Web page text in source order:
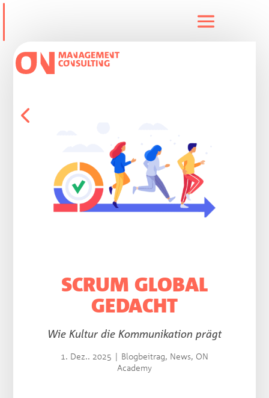
SCRUM GLOBAL
GEDACHT
Wie Kultur die Kommunikation prägt
1. Dez.. 2025 | Blogbeitrag, News, ON
Academy